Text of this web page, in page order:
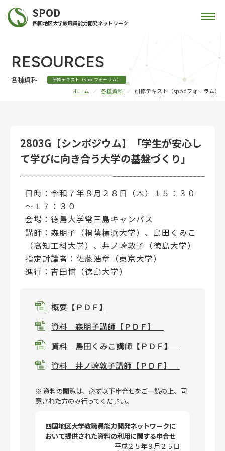
SPOD
四国地区大学教職員能力開発ネットワーク
RESOURCES
各種資料 研修テキスト（spodフォーラム）
ホーム 各種資料 研修テキスト（spodフォーラム）
2803G【シンポジウム】「学生が安心し
て学びに向き合う大学の基盤づくり」
日時：令和７年８月２８日（木）１５：３０
～１７：３０
会場：徳島大学常三島キャンパス
講師：森朋子（桐蔭横浜大学）、島田くみこ
（高知工科大学）、井ノ崎敦子（徳島大学）
指定討論者：佐藤浩章（東京大学）
進行：吉田博（徳島大学）
概要【ＰＤＦ】
資料 森朋子講師【ＰＤＦ】
資料 島田くみこ講師【ＰＤＦ】
資料 井ノ崎敦子講師【ＰＤＦ】
※ 資料の閲覧は、必ず以下申合せをご一読の上、同
意された方のみ行ってください。
四国地区大学教職員能力開発ネットワークに
おいて提供された資料の利用に関する申合せ
平成２５年９月２５日